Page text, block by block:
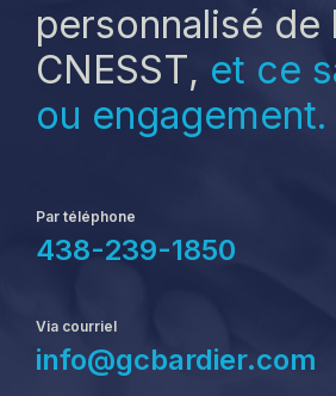
personnalisé de
CNESST, et ce
ou engagement.
Par téléphone
438-239-1850
Via courriel
info@gcbardier.com